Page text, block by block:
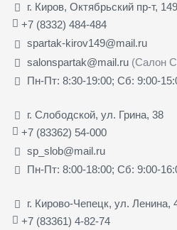
г. Киров, Октябрьский пр-т, 149
+7 (8332) 484-484
spartak-kirov149@mail.ru
salonspartak@mail.ru (Салон
Пн-Пт: 8:30-19:00; Сб: 9:00-
г. Слободской, ул. Грина, 38
+7 (83362) 54-000
sp_slob@mail.ru
Пн-Пт: 8:00-18:00; Сб: 9:00-
г. Кирово-Чепецк, ул. Ленина,
+7 (83361) 4-82-74